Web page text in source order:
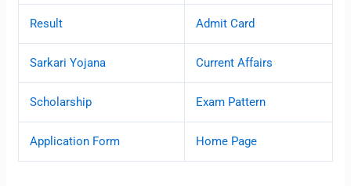
Result Admit Card
Sarkari Yojana Current Affairs
Scholarship Exam Pattern
Application Form Home Page